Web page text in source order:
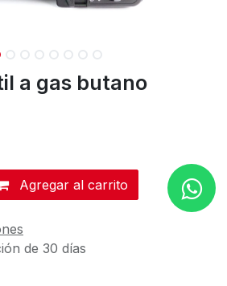
a gas butano
Agregar al carrito
de 30 días